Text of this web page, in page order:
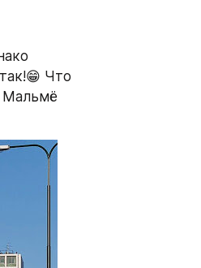
Что
Мальмё